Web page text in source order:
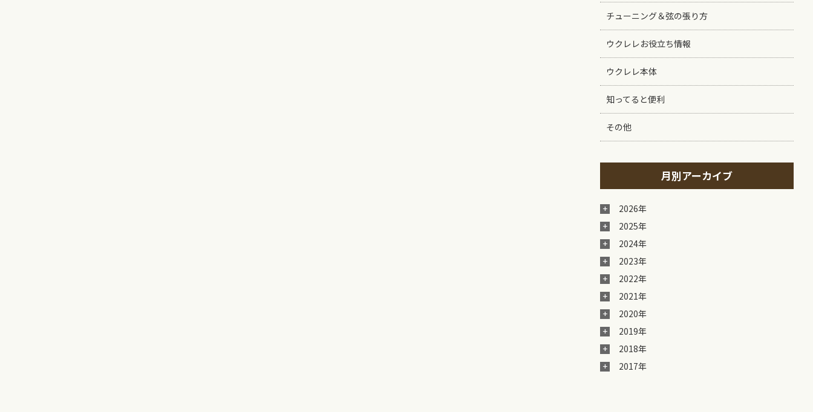
チューニング＆弦の張り方
ウクレレお役立ち情報
ウクレレ本体
知ってると便利
その他
月別アーカイブ
2026年
2025年
2024年
2023年
2022年
2021年
2020年
2019年
2018年
2017年